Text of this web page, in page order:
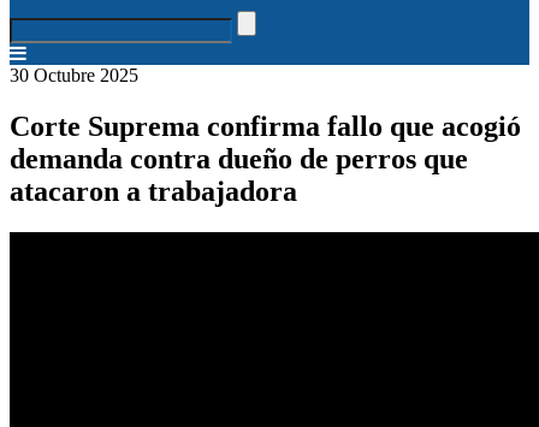
30 Octubre 2025
Corte Suprema confirma fallo que acogió
demanda contra dueño de perros que
atacaron a trabajadora